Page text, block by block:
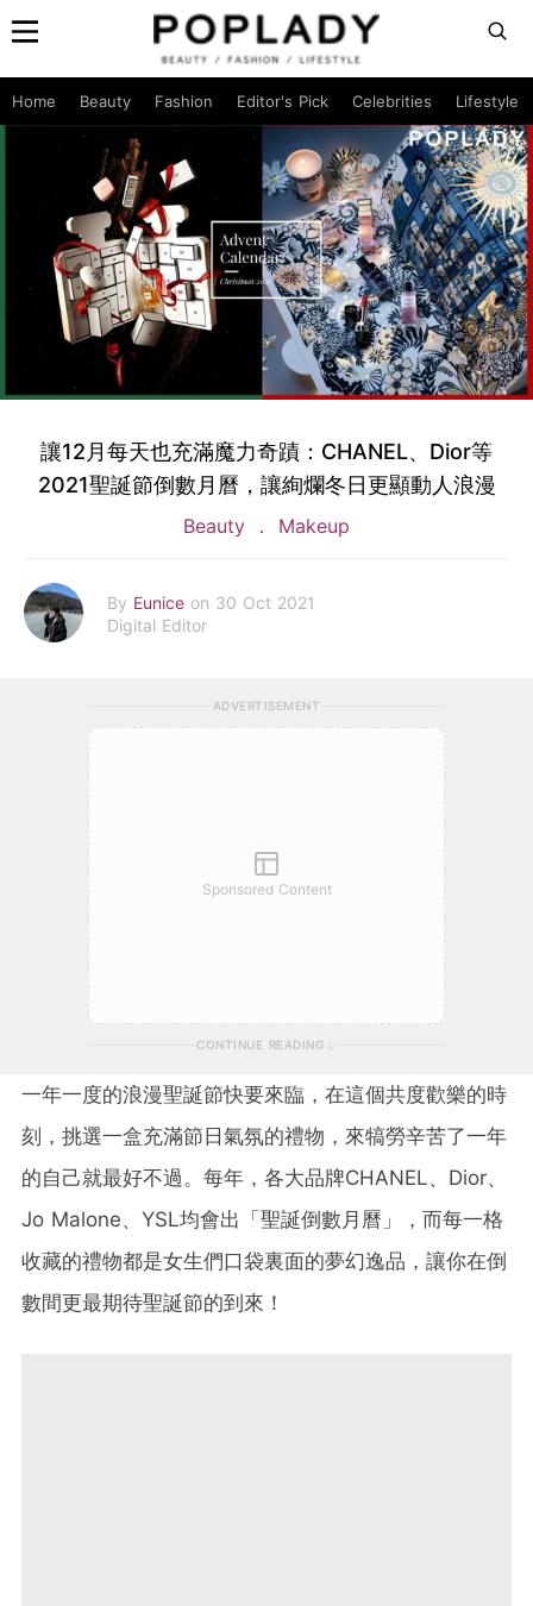
Home Beauty Fashion Editor's Pick Celebrities Lifestyle
讓12月每天也充滿魔力奇蹟：CHANEL、Dior等
2021聖誕節倒數月曆，讓絢爛冬日更顯動人浪漫
Beauty Makeup
By Eunice on 30 Oct 2021
Digital Editor
ADVERTISEMENT
Sponsored Content
CONTINUE READING
一年一度的浪漫聖誕節快要來臨，在這個共度歡樂的時
刻，挑選一盒充滿節日氣氛的禮物，來犒勞辛苦了一年
的自己就最好不過。每年，各大品牌CHANEL、Dior、
Jo Malone、YSL均會出「聖誕倒數月曆」，而每一格
收藏的禮物都是女生們口袋裏面的夢幻逸品，讓你在倒
數間更最期待聖誕節的到來！